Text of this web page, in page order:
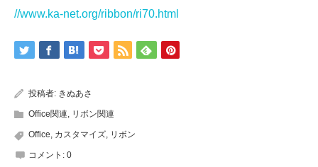
//www.ka-net.org/ribbon/ri70.html
投稿者: きぬあさ
Office関連, リボン関連
Office, カスタマイズ, リボン
コメント: 0